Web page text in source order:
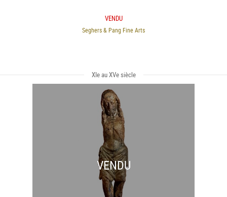
VENDU
Seghers & Pang Fine Arts
XIe au XVe siècle
VENDU